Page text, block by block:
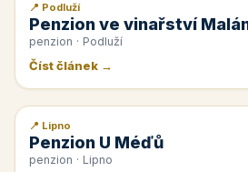
📰 PR článek
📍 Podluží
Penzion ve vinařství
penzion · Podluží
Číst článek →
📰 PR článek
📍 Lipno
Penzion U Méďů
penzion · Lipno